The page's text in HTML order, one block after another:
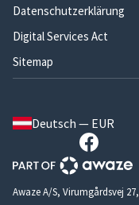
Datenschutzerklärung
Digital Services Act
Sitemap
Deutsch — EUR
Awaze A/S, Virumgårdsvej